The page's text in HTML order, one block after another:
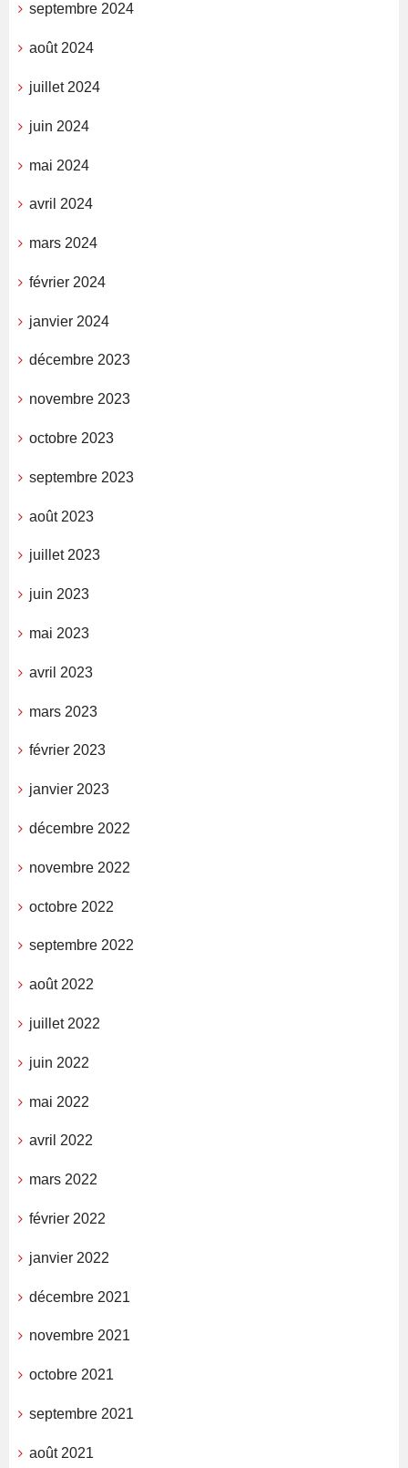
septembre 2024
août 2024
juillet 2024
juin 2024
mai 2024
avril 2024
mars 2024
février 2024
janvier 2024
décembre 2023
novembre 2023
octobre 2023
septembre 2023
août 2023
juillet 2023
juin 2023
mai 2023
avril 2023
mars 2023
février 2023
janvier 2023
décembre 2022
novembre 2022
octobre 2022
septembre 2022
août 2022
juillet 2022
juin 2022
mai 2022
avril 2022
mars 2022
février 2022
janvier 2022
décembre 2021
novembre 2021
octobre 2021
septembre 2021
août 2021